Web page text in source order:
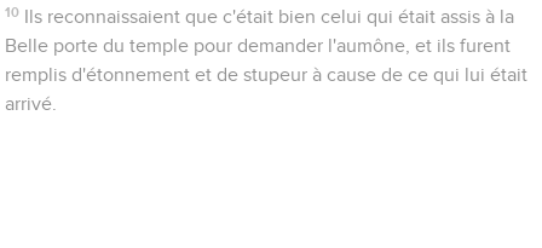
10
Ils reconnaissaient que c'était bien celui qui était assis à la
Belle porte du temple pour demander l'aumône, et ils furent
remplis d'étonnement et de stupeur à cause de ce qui lui était
arrivé.